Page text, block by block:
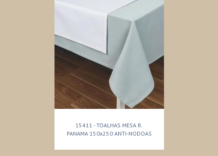
15411 - TOALHAS MESA R.
PANAMA 150x250 ANTI-NODOAS